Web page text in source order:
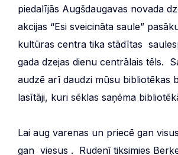
piedalījās Augšdaugavas novada
akcijas “Esi sveicināta saule”
kultūras centra tika stādītas
gada dzejas dienu centrālais tēls.
audzē arī daudzi mūsu bibliotēkas
lasītāji, kuri sēklas saņēma
Lai aug varenas un priecē gan
gan viesus . Rudenī tiksimies